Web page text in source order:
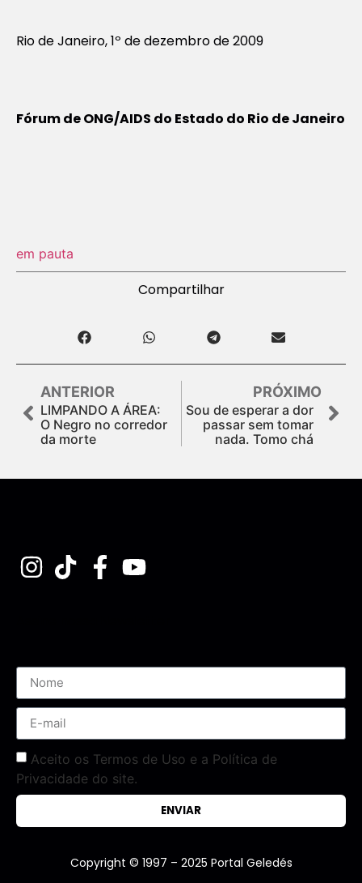
Rio de Janeiro, 1º de dezembro de 2009
Fórum de ONG/AIDS do Estado do Rio de Janeiro
em pauta
Compartilhar
ANTERIOR
LIMPANDO A ÁREA:
O Negro no corredor
da morte
PRÓXIMO
Sou de esperar a dor
passar sem tomar
nada. Tomo chá
Aceito os Termos de Uso e a Política de
Privacidade do site.
ENVIAR
Copyright © 1997 – 2025 Portal Geledés